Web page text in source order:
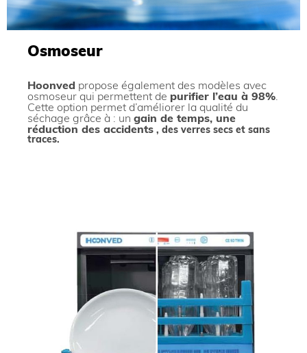
Osmoseur
Hoonved propose également des modèles avec
osmoseur qui permettent de purifier l’eau à 98%.
Cette option permet d’améliorer la qualité du
séchage grâce à : un gain de temps, une
réduction des accidents , des verres secs et sans
traces.